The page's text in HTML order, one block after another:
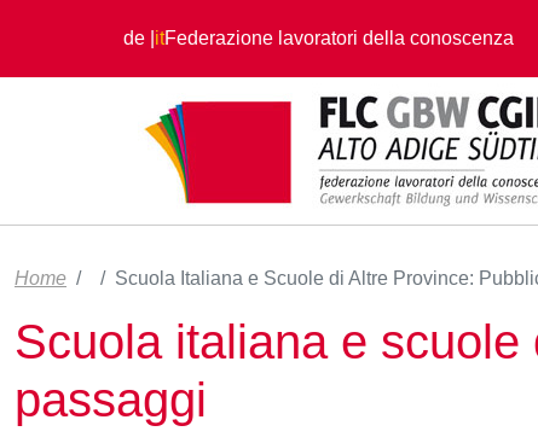
de itFederazione lavoratori della conoscenza
Home Scuola Italiana e Scuole di Altre Province:
Scuola italiana e
passaggi